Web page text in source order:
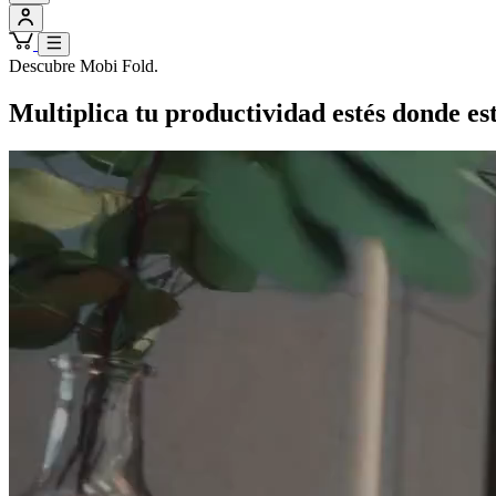
Descubre Mobi Fold.
Multiplica tu productividad estés donde